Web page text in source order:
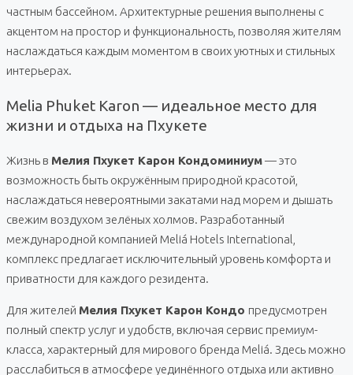
частным бассейном. Архитектурные решения выполнены с
акцентом на простор и функциональность, позволяя жителям
наслаждаться каждым моментом в своих уютных и стильных
интерьерах.
Melia Phuket Karon — идеальное место для
жизни и отдыха на Пхукете
Жизнь в Мелия Пхукет Карон Кондоминиум— это
возможность быть окружённым природной красотой,
наслаждаться невероятными закатами над морем и дышать
свежим воздухом зелёных холмов. Разработанный
международной компанией Meliá Hotels International,
комплекс предлагает исключительный уровень комфорта и
приватности для каждого резидента.
Для жителей Мелия Пхукет Карон Кондо предусмотрен
полный спектр услуг и удобств, включая сервис премиум-
класса, характерный для мирового бренда Meliá. Здесь можно
расслабиться в атмосфере уединённого отдыха или активно